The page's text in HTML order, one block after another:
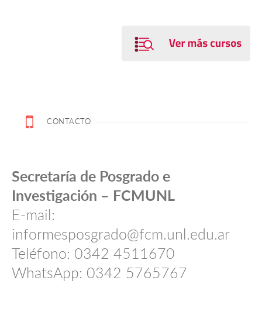
CONTACTO
Secretaría de Posgrado e
Investigación – FCMUNL
E-mail:
informesposgrado@fcm.unl.edu.ar
Teléfono: 0342 4511670
WhatsApp: 0342 5765767